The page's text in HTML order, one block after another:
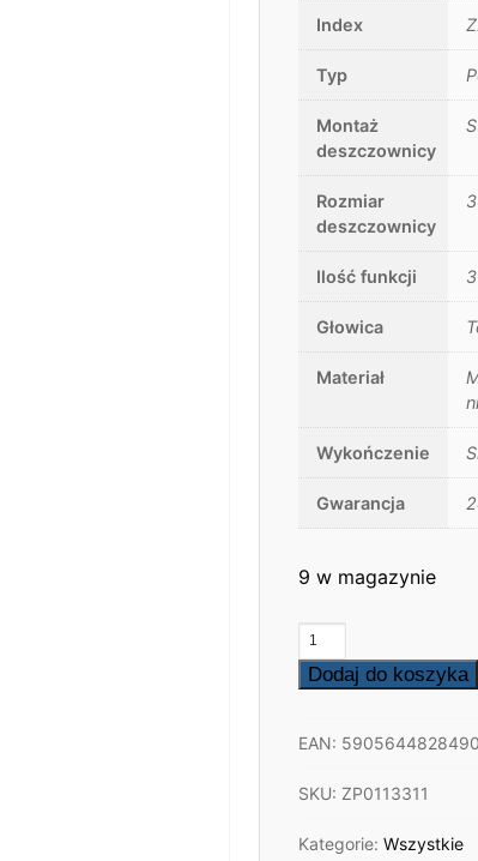
Index
Typ
Montaż
deszczownicy
Rozmiar
deszczownicy
Ilość funkcji 3
Głowica
Materiał
Wykończenie
Gwarancja
9 w magazynie
ilość
Podtynkowy
prysznicowy
Dodaj do koszyka
EAN:
SKU: ZP0113311
Kategorie: Wszystkie